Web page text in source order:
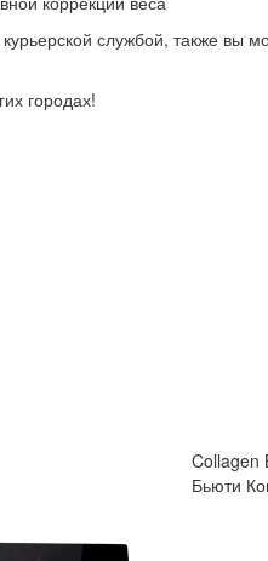
службой, также вы
городах!
Collagen
Бьюти